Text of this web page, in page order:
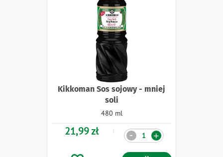
Kikkoman Sos sojowy - mniej
soli
480 ml
21,99 zł Ilość +
-